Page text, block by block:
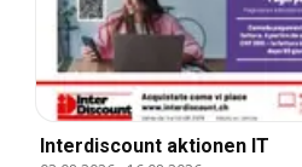
Interdiscount aktionen IT